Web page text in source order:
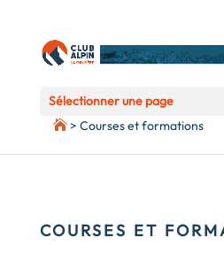
Sélectionner une page
> Courses et formations
COURSES ET